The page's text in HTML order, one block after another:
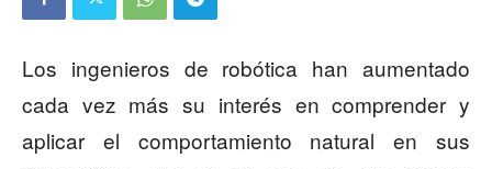
Los ingenieros de robótica han aumentado
cada vez más su interés en comprender y
aplicar el comportamiento natural en sus